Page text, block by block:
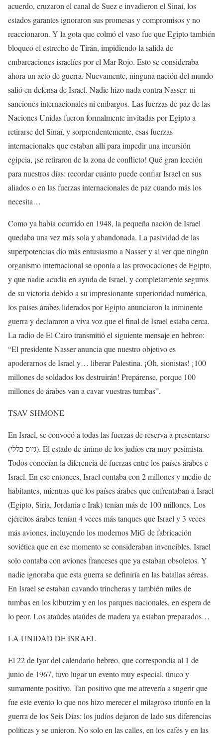
acuerdo, cruzaron el canal de Suez e invadieron el Sinaí, los
estados garantes ignoraron sus promesas y compromisos y no
reaccionaron. Y la gota que colmó el vaso fue que Egipto también
bloqueó el estrecho de Tirán, impidiendo la salida de
embarcaciones israelíes por el Mar Rojo. Esto se consideraba
ahora un acto de guerra. Nuevamente, ninguna nación del mundo
salió en defensa de Israel. Nadie hizo nada contra Nasser: ni
sanciones internacionales ni embargos. Las fuerzas de paz de las
Naciones Unidas fueron formalmente invitadas por Egipto a
retirarse del Sinaí, y sorprendentemente, esas fuerzas
internacionales que estaban allí para impedir una incursión
egipcia, ¡se retiraron de la zona de conflicto! Qué gran lección
para nuestros días: recordar cuánto puede confiar Israel en sus
aliados o en las fuerzas internacionales de paz cuando más los
necesita…
Como ya había ocurrido en 1948, la pequeña nación de Israel
quedaba una vez más sola y abandonada. La pasividad de las
superpotencias dio más entusiasmo a Nasser y al ver que ningún
organismo internacional se oponía a las provocaciones de Egipto,
y que nadie acudía en ayuda de Israel, y completamente seguros
de su victoria debido a su impresionante superioridad numérica,
los países árabes liderados por Egipto anunciaron la inminente
guerra y declararon a viva voz que el final de Israel estaba cerca.
La radio de El Cairo transmitió el siguiente mensaje en hebreo:
“El presidente Nasser anuncia que nuestro objetivo es
apoderarnos de Israel y… liberar Palestina. ¡Oh, sionistas! ¡100
millones de soldados los destruirán! Prepárense, porque 100
millones de árabes van a cavar vuestras tumbas”.
TSAV SHMONE
En Israel, se convocó a todas las fuerzas de reserva a presentarse
(גיוס כללי). El estado de ánimo de los judíos era muy pesimista.
Todos conocían la diferencia de fuerzas entre los países árabes e
Israel. En ese entonces, Israel contaba con 2 millones y medio de
habitantes, mientras que los países árabes que enfrentaban a Israel
(Egipto, Siria, Jordania e Irak) tenían más de 100 millones. Los
ejércitos árabes tenían 4 veces más tanques que Israel y 3 veces
más aviones, incluyendo los modernos MiG de fabricación
soviética que en ese momento se consideraban invencibles. Israel
solo contaba con aviones franceses que ya estaban obsoletos. Y
nadie ignoraba que esta guerra se definiría en las batallas aéreas.
En Israel se estaban cavando trincheras y también miles de
tumbas en los kibutzim y en los parques nacionales, en espera de
lo peor. Los ataúdes ataúdes de madera ya estaban preparados…
LA UNIDAD DE ISRAEL
El 22 de Iyar del calendario hebreo, que correspondía al 1 de
junio de 1967, tuvo lugar un evento muy especial, único y
sumamente positivo. Tan positivo que me atrevería a sugerir que
fue este evento lo que nos hizo merecer el milagroso triunfo en la
guerra de los Seis Días: los judíos dejaron de lado sus diferencias
políticas y se unieron. No solo en las calles, en los cafés y en las